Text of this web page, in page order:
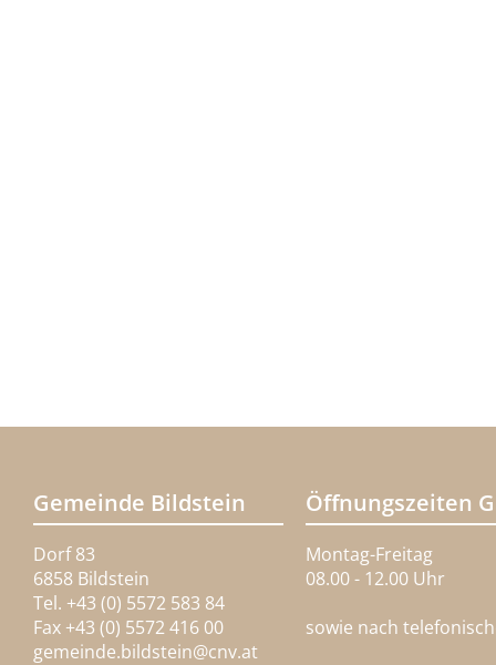
Gemeinde Bildstein
Dorf 83
6858 Bildstein
Tel. +43 (0) 5572 583 84
Fax +43 (0) 5572 416 00
gemeinde.bildstein@cnv.at
Öffnungszeiten
Montag-Freitag
08.00 - 12.00 Uhr
sowie nach